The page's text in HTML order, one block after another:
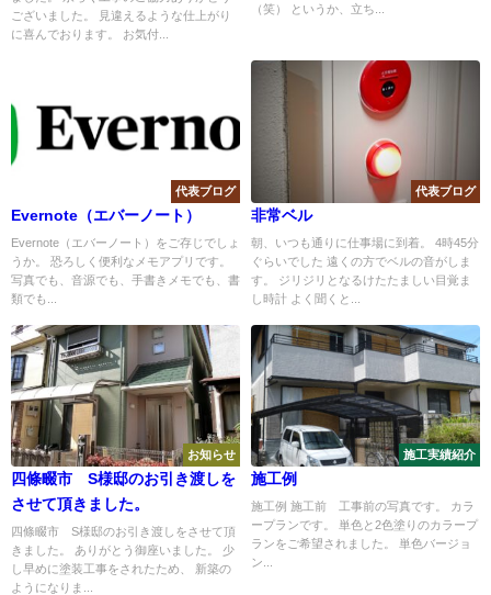
ございました。 見違えるような仕上がり
に喜んでおります。 お気付...
（笑） というか、立ち...
代表ブログ
Evernote（エバーノート）
Evernote（エバーノート）をご存じでしょ
うか。 恐ろしく便利なメモアプリです。
写真でも、音源でも、手書きメモでも、書
類でも...
代表ブログ
非常ベル
朝、いつも通りに仕事場に到着。 4時45分
ぐらいでした 遠くの方でベルの音がしま
す。 ジリジリとなるけたたましい目覚ま
し時計 よく聞くと...
お知らせ
四條畷市 S様邸のお引き渡しを
させて頂きました。
四條畷市 S様邸のお引き渡しをさせて頂
きました。 ありがとう御座いました。 少
し早めに塗装工事をされたため、 新築の
ようになりま...
施工実績紹介
施工例
施工例 施工前 工事前の写真です。 カラ
ープランです。 単色と2色塗りのカラープ
ランをご希望されました。 単色バージョ
ン...